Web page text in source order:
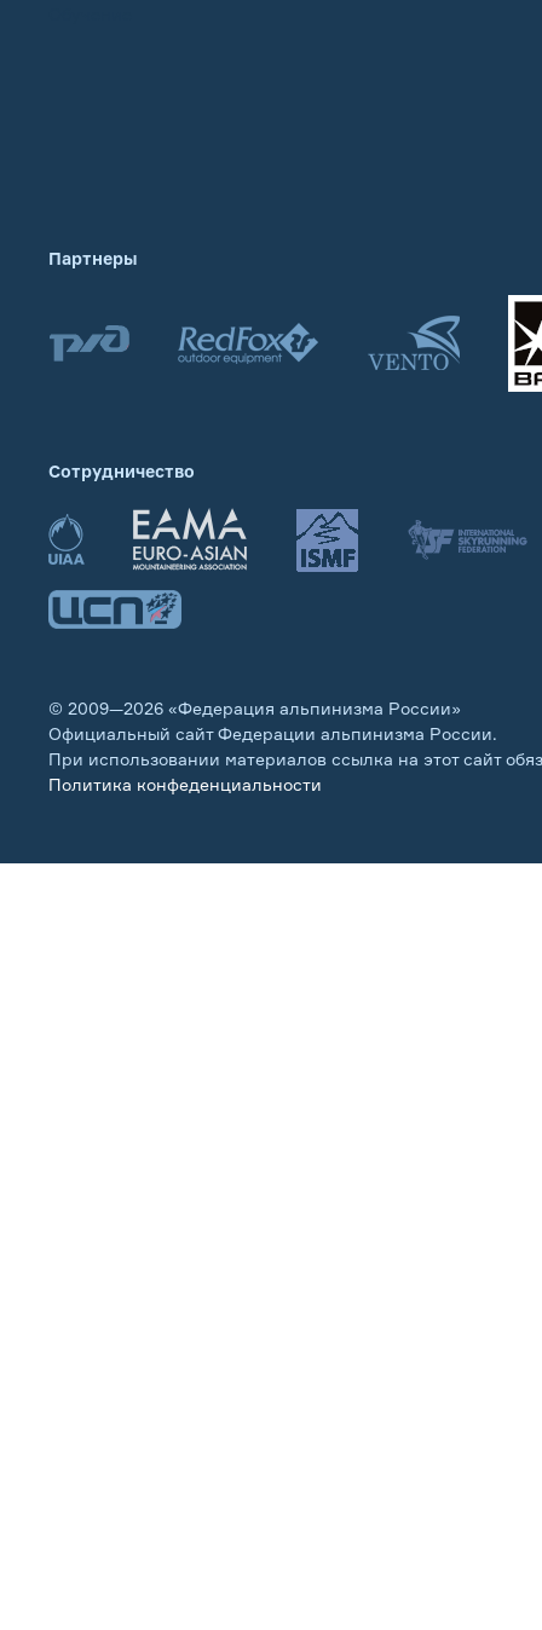
Партнеры
Сотрудничество
© 2009—2026 «Федерация альпинизма России»
Официальный сайт Федерации альпинизма России.
При использовании материалов ссылка на этот сайт
Политика конфеденциальности